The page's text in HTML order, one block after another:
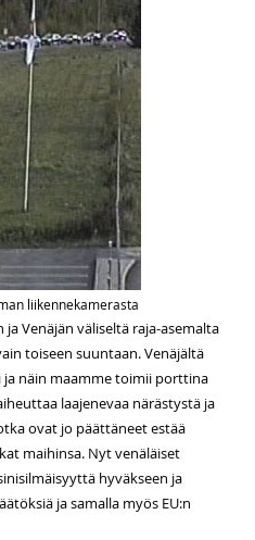
liikennekamerasta
Venäjän väliseltä raja-asemalta
toiseen suuntaan. Venäjältä
näin maamme toimii porttina
laajenevaa närästystä ja
ovat jo päättäneet estää
maihinsa. Nyt venäläiset
hyväkseen ja
ja samalla myös EU:n